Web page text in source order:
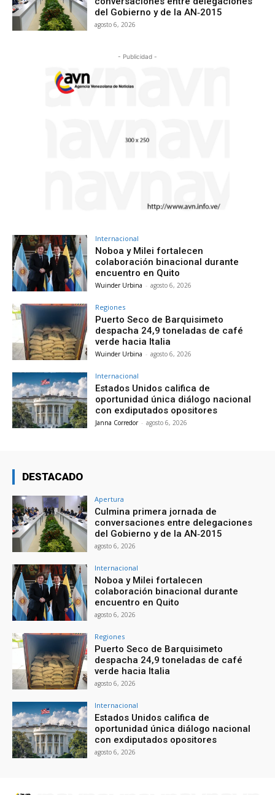
del Gobierno y de la AN‑2015
agosto 6, 2026
- Publicidad -
Internacional
Noboa y Milei fortalecen
colaboración binacional durante
encuentro en Quito
Wuinder Urbina - agosto 6, 2026
Regiones
Puerto Seco de Barquisimeto
despacha 24,9 toneladas de café
verde hacia Italia
Wuinder Urbina - agosto 6, 2026
Internacional
Estados Unidos califica de
oportunidad única diálogo nacional
con exdiputados opositores
Janna Corredor - agosto 6, 2026
DESTACADO
Apertura
Culmina primera jornada de
conversaciones entre delegaciones
del Gobierno y de la AN‑2015
agosto 6, 2026
Internacional
Noboa y Milei fortalecen
colaboración binacional durante
encuentro en Quito
agosto 6, 2026
Regiones
Puerto Seco de Barquisimeto
despacha 24,9 toneladas de café
verde hacia Italia
agosto 6, 2026
Internacional
Estados Unidos califica de
oportunidad única diálogo nacional
con exdiputados opositores
agosto 6, 2026